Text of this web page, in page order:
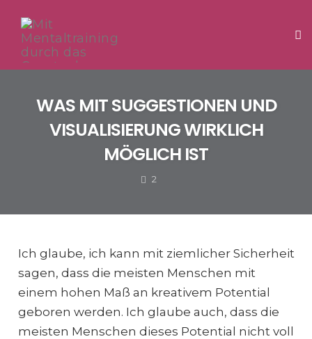
contentWAS MIT SUGGESTIONEN UND
VISUALISIERUNG WIRKLICH
MÖGLICH IST
2
Ich glaube, ich kann mit ziemlicher Sicherheit
sagen, dass die meisten Menschen mit
einem hohen Maß an kreativem Potential
geboren werden. Ich glaube auch, dass die
meisten Menschen dieses Potential nicht voll